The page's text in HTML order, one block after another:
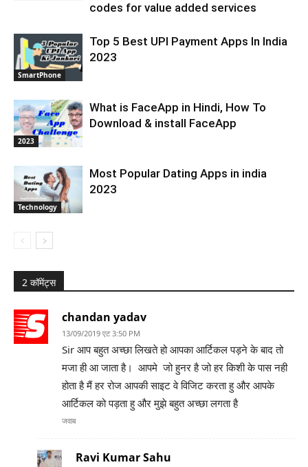
codes for value added services
SmartPhone
Top 5 Best UPI Payment Apps In India
2023
2023
What is FaceApp in Hindi, How To
Download & install FaceApp
Technology
Most Popular Dating Apps in india
2023
2 कॉमेंट्स
chandan yadav
13/09/2019 एट 3:50 PM
Sir आप बहुत अच्छा लिखते हो आपका आर्टिकल पड़ने के बाद तो
मजा ही आ जाता है। आपमे जो हुनर है जो हर किशी के पास नही
होता है मैं हर रोज आपकी साइट वे विजिट करता हु और आपके
आर्टिकल को पड़ता हु और मुझे बहुत अच्छा लगता है
जवाब
Ravi Kumar Sahu